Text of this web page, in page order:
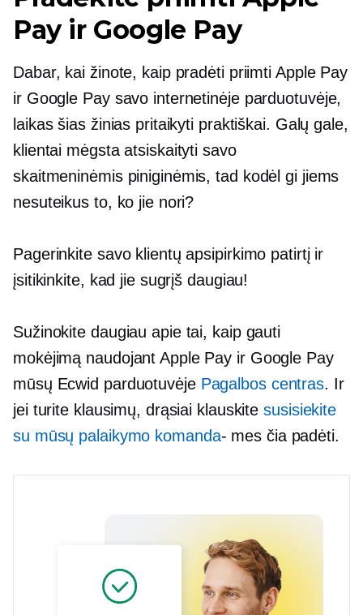
Pay ir Google Pay
Dabar, kai žinote, kaip pradėti priimti Apple Pay
ir Google Pay savo internetinėje parduotuvėje,
laikas šias žinias pritaikyti praktiškai. Galų gale,
klientai mėgsta atsiskaityti savo
skaitmeninėmis piniginėmis, tad kodėl gi jiems
nesuteikus to, ko jie nori?
Pagerinkite savo klientų apsipirkimo patirtį ir
įsitikinkite, kad jie sugrįš daugiau!
Sužinokite daugiau apie tai, kaip gauti
mokėjimą naudojant Apple Pay ir Google Pay
mūsų Ecwid parduotuvėje Pagalbos centras. Ir
jei turite klausimų, drąsiai klauskitesusisiekite
su mūsų palaikymo komanda- mes čia padėti.